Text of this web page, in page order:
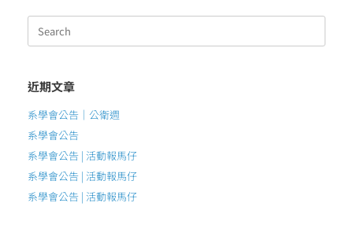
Search
for:
近期文章
系學會公告｜公衛週
系學會公告
系學會公告 | 活動報馬仔
系學會公告 | 活動報馬仔
系學會公告 | 活動報馬仔